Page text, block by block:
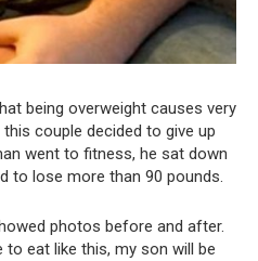
being overweight causes very
couple decided to give up
went to fitness, he sat down
to lose more than 90 pounds.
photos before and after.
to eat like this, my son will be